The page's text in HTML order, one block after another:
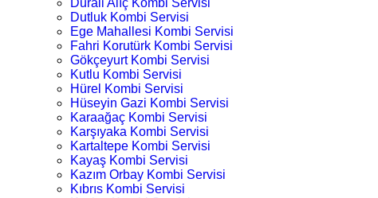
Durali Alıç Kombi Servisi
Dutluk Kombi Servisi
Ege Mahallesi Kombi Servisi
Fahri Korutürk Kombi Servisi
Gökçeyurt Kombi Servisi
Kutlu Kombi Servisi
Hürel Kombi Servisi
Hüseyin Gazi Kombi Servisi
Karaağaç Kombi Servisi
Karşıyaka Kombi Servisi
Kartaltepe Kombi Servisi
Kayaş Kombi Servisi
Kazım Orbay Kombi Servisi
Kıbrıs Kombi Servisi